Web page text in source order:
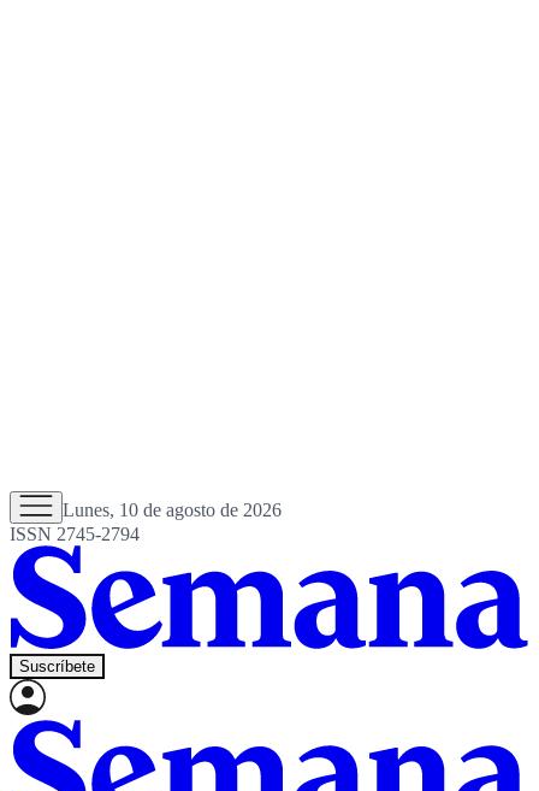
Lunes, 10 de agosto de 2026
ISSN 2745-2794
Suscríbete